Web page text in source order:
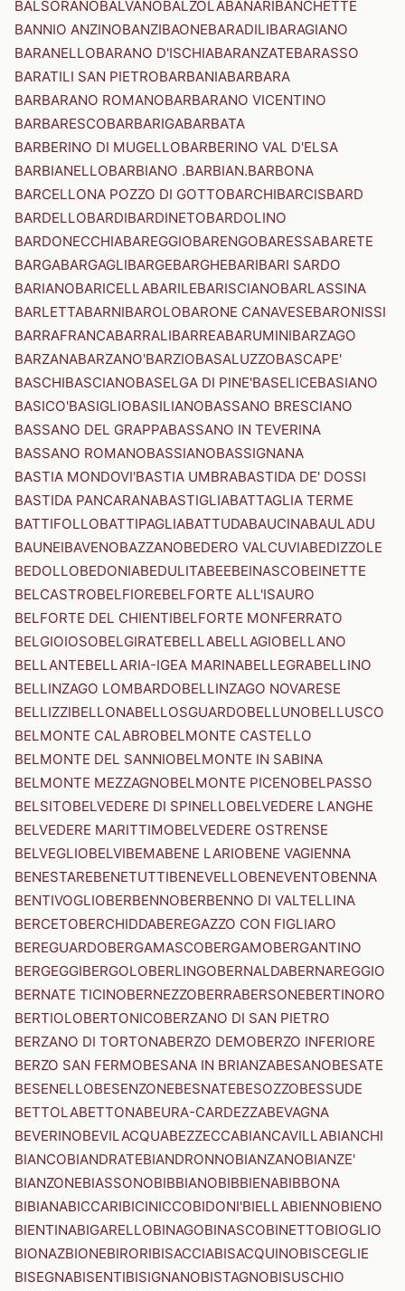
BALSORANOBALVANOBALZOLABANARIBANCHETTE
BANNIO ANZINOBANZIBAONEBARADILIBARAGIANO
BARANELLOBARANO D'ISCHIABARANZATEBARASSO
BARATILI SAN PIETROBARBANIABARBARA
BARBARANO ROMANOBARBARANO VICENTINO
BARBARESCOBARBARIGABARBATA
BARBERINO DI MUGELLOBARBERINO VAL D'ELSA
BARBIANELLOBARBIANO .BARBIAN.BARBONA
BARCELLONA POZZO DI GOTTOBARCHIBARCISBARD
BARDELLOBARDIBARDINETOBARDOLINO
BARDONECCHIABAREGGIOBARENGOBARESSABARETE
BARGABARGAGLIBARGEBARGHEBARIBARI SARDO
BARIANOBARICELLABARILEBARISCIANOBARLASSINA
BARLETTABARNIBAROLOBARONE CANAVESEBARONISSI
BARRAFRANCABARRALIBARREABARUMINIBARZAGO
BARZANABARZANO'BARZIOBASALUZZOBASCAPE'
BASCHIBASCIANOBASELGA DI PINE'BASELICEBASIANO
BASICO'BASIGLIOBASILIANOBASSANO BRESCIANO
BASSANO DEL GRAPPABASSANO IN TEVERINA
BASSANO ROMANOBASSIANOBASSIGNANA
BASTIA MONDOVI'BASTIA UMBRABASTIDA DE' DOSSI
BASTIDA PANCARANABASTIGLIABATTAGLIA TERME
BATTIFOLLOBATTIPAGLIABATTUDABAUCINABAULADU
BAUNEIBAVENOBAZZANOBEDERO VALCUVIABEDIZZOLE
BEDOLLOBEDONIABEDULITABEEBEINASCOBEINETTE
BELCASTROBELFIOREBELFORTE ALL'ISAURO
BELFORTE DEL CHIENTIBELFORTE MONFERRATO
BELGIOIOSOBELGIRATEBELLABELLAGIOBELLANO
BELLANTEBELLARIA-IGEA MARINABELLEGRABELLINO
BELLINZAGO LOMBARDOBELLINZAGO NOVARESE
BELLIZZIBELLONABELLOSGUARDOBELLUNOBELLUSCO
BELMONTE CALABROBELMONTE CASTELLO
BELMONTE DEL SANNIOBELMONTE IN SABINA
BELMONTE MEZZAGNOBELMONTE PICENOBELPASSO
BELSITOBELVEDERE DI SPINELLOBELVEDERE LANGHE
BELVEDERE MARITTIMOBELVEDERE OSTRENSE
BELVEGLIOBELVIBEMABENE LARIOBENE VAGIENNA
BENESTAREBENETUTTIBENEVELLOBENEVENTOBENNA
BENTIVOGLIOBERBENNOBERBENNO DI VALTELLINA
BERCETOBERCHIDDABEREGAZZO CON FIGLIARO
BEREGUARDOBERGAMASCOBERGAMOBERGANTINO
BERGEGGIBERGOLOBERLINGOBERNALDABERNAREGGIO
BERNATE TICINOBERNEZZOBERRABERSONEBERTINORO
BERTIOLOBERTONICOBERZANO DI SAN PIETRO
BERZANO DI TORTONABERZO DEMOBERZO INFERIORE
BERZO SAN FERMOBESANA IN BRIANZABESANOBESATE
BESENELLOBESENZONEBESNATEBESOZZOBESSUDE
BETTOLABETTONABEURA-CARDEZZABEVAGNA
BEVERINOBEVILACQUABEZZECCABIANCAVILLABIANCHI
BIANCOBIANDRATEBIANDRONNOBIANZANOBIANZE'
BIANZONEBIASSONOBIBBIANOBIBBIENABIBBONA
BIBIANABICCARIBICINICCOBIDONI'BIELLABIENNOBIENO
BIENTINABIGARELLOBINAGOBINASCOBINETTOBIOGLIO
BIONAZBIONEBIRORIBISACCIABISACQUINOBISCEGLIE
BISEGNABISENTIBISIGNANOBISTAGNOBISUSCHIO